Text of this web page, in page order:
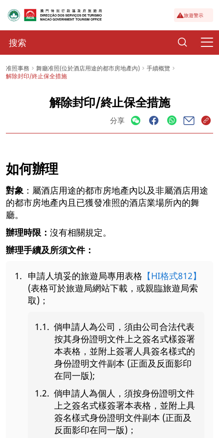
旅遊警示
准照事務 舞廳准照(位於酒店用途的都市房地產內)
手續概覽
解除封印/終止保全措施
解除封印/終止保全措施
分享
如何辦理
對象 ：屬酒店用途的都市房地產內以及非屬酒店用途
的都市房地產內且已獲發准照的酒店業場所內的舞
廳。
辦理時限： 沒有相關規定。
辦理手續及所須文件：
申請人填妥的旅遊局專用表格 【HI格式812】
(表格可於旅遊局網站下載，或親臨旅遊局索
取)；
倘申請人為公司，須由公司合法代表
按其身份證明文件上之簽名式樣簽署
本表格，並附上簽署人具簽名樣式的
身份證明文件副本 (正面及反面影印
在同一版);
倘申請人為個人，須按身份證明文件
上之簽名式樣簽署本表格，並附上具
簽名樣式身份證明文件副本 (正面及
反面影印在同一版)；